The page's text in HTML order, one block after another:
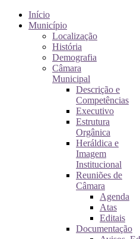
Início
Município
Localização
História
Demografia
Câmara
Municipal
Descrição e
Competências
Executivo
Estrutura
Orgânica
Heráldica e
Imagem
Institucional
Reuniões de
Câmara
Agenda
Atas
Editais
Documentação